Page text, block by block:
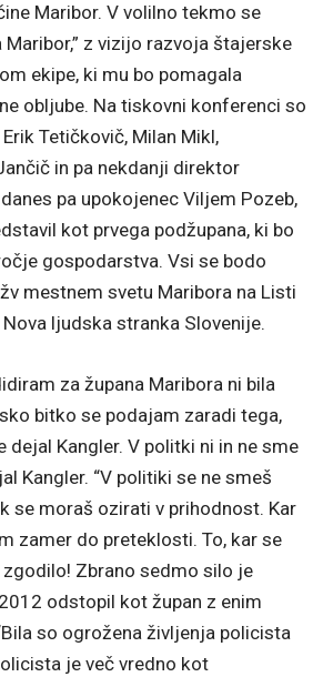
Maribor. V volilno tekmo se
Maribor,” z vizijo razvoja štajerske
ekipe, ki mu bo pomagala
obljube. Na tiskovni konferenci so
Tetičkovič, Milan Mikl,
in pa nekdanji direktor
pa upokojenec Viljem Pozeb,
kot prvega podžupana, ki bo
gospodarstva. Vsi se bodo
mestnem svetu Maribora na Listi
ljudska stranka Slovenije.
za župana Maribora ni bila
bitko se podajam zaradi tega,
dejal Kangler. V politki ni in ne sme
Kangler. “V politiki se ne smeš
se moraš ozirati v prihodnost. Kar
zamer do preteklosti. To, kar se
Zbrano sedmo silo je
odstopil kot župan z enim
so ogrožena življenja policista
je več vredno kot